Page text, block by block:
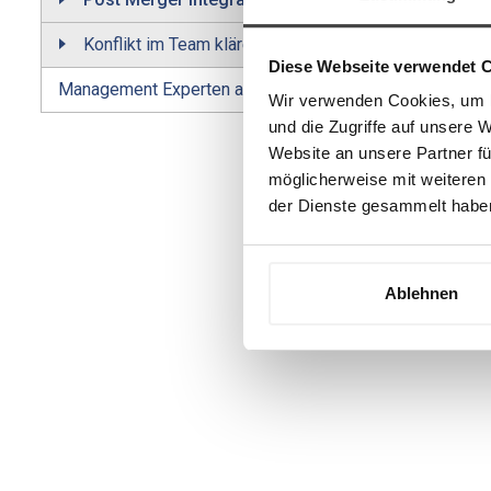
Diese Webseite verwendet
Wir verwenden Cookies,
und die Zugriffe auf unsere
Website an unsere Partner
möglicherweise mit
der Dienste gesammelt
Ablehnen
Konflikt im Team klären
Management Experten auf Zeit